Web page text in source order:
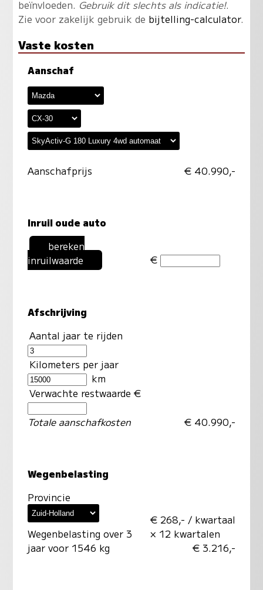
beïnvloeden. Gebruik dit slechts als indicatie!.
Zie voor zakelijk gebruik de bijtelling-calculator.
Vaste kosten
Aanschaf
Aanschafprijs € 40.990,-
Inruil oude auto
bereken
inruilwaarde
€
Afschrijving
Aantal jaar te rijden
Kilometers per jaar
km
Verwachte restwaarde €
Totale aanschafkosten € 40.990,-
Wegenbelasting
Provincie
Wegenbelasting over 3
jaar voor 1546 kg
€ 268,- / kwartaal
× 12 kwartalen
€ 3.216,-